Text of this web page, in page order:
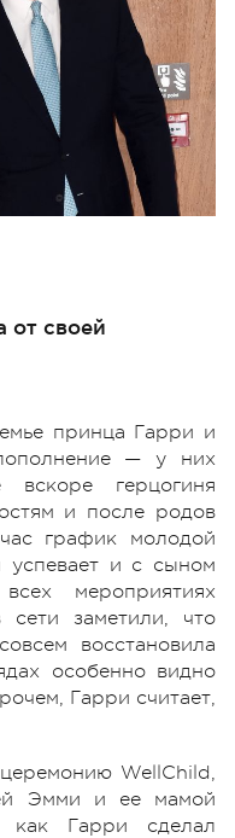
от своей
принца Гарри и
— у них
герцогиня
и после родов
график молодой
и с сыном
мероприятиях
сети заметили, что
восстановила
особенно видно
Гарри считает,
WellChild,
Эмми и ее мамой
Гарри сделал